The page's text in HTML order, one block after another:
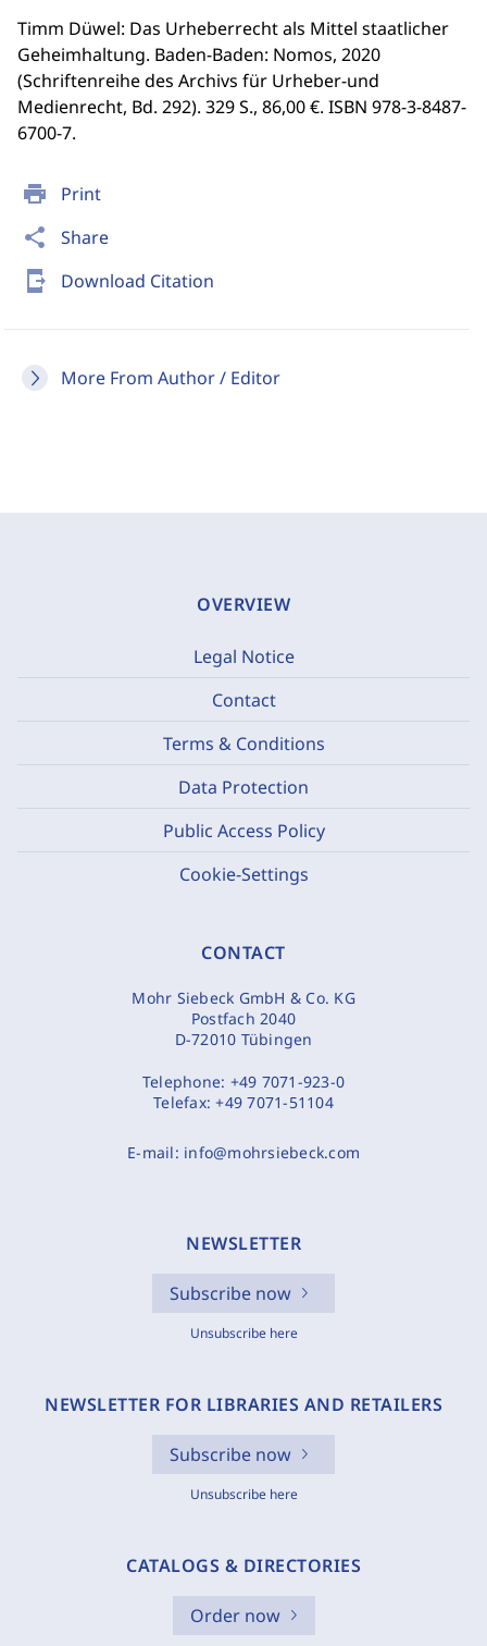
print Print
share Share
send_to_mobile Download Citation
More From Author / Editor
Timm Düwel: Das Urheberrecht als Mittel staatlicher
Geheimhaltung. Baden-Baden: Nomos, 2020
(Schriftenreihe des Archivs für Urheber-und
Medienrecht, Bd. 292). 329 S., 86,00 €. ISBN 978-3-8487-
6700-7.
OVERVIEW
Legal Notice
Contact
Terms & Conditions
Data Protection
Public Access Policy
Cookie-Settings
CONTACT
Mohr Siebeck GmbH & Co. KG
Postfach 2040
D-72010 Tübingen
Telephone: +49 7071-923-0
Telefax:+49 7071-51104
E-mail: info@mohrsiebeck.com
NEWSLETTER
Subscribe now
Unsubscribe here
NEWSLETTER FOR LIBRARIES AND RETAILERS
Subscribe now
Unsubscribe here
CATALOGS & DIRECTORIES
Order now